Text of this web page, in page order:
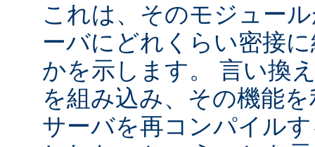
これは、そのモジュー
ーバにどれくらい密接
かを示します。 言い換
を組み込み、その機能
サーバを再コンパイル